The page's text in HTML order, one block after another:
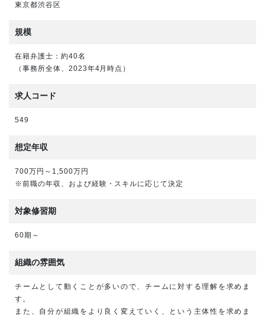
東京都渋谷区
規模
在籍弁護士：約40名
（事務所全体、2023年4月時点）
求人コード
549
想定年収
700万円～1,500万円
※前職の年収、および経験・スキルに応じて決定
対象修習期
60期～
組織の雰囲気
チームとして動くことが多いので、チームに対する理解を求めま
す。
また、自分が組織をより良く変えていく、という主体性を求めま